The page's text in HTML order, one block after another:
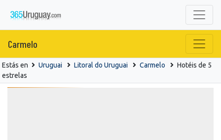
Carmelo
Estás en Uruguai Litoral do Uruguai Carmelo
Hotéis de 5
estrelas